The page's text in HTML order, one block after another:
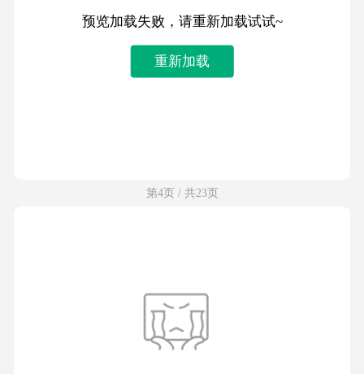
预览加载失败，请重新加载试试~
重新加载
第4页 / 共23页